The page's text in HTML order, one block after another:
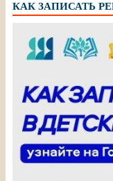
КАК ЗАПИСАТЬ